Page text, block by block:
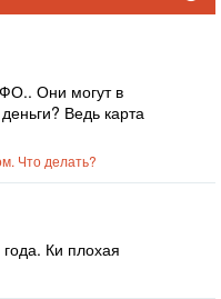
Они могут в
Ведь карта
Что делать?
Ки плохая